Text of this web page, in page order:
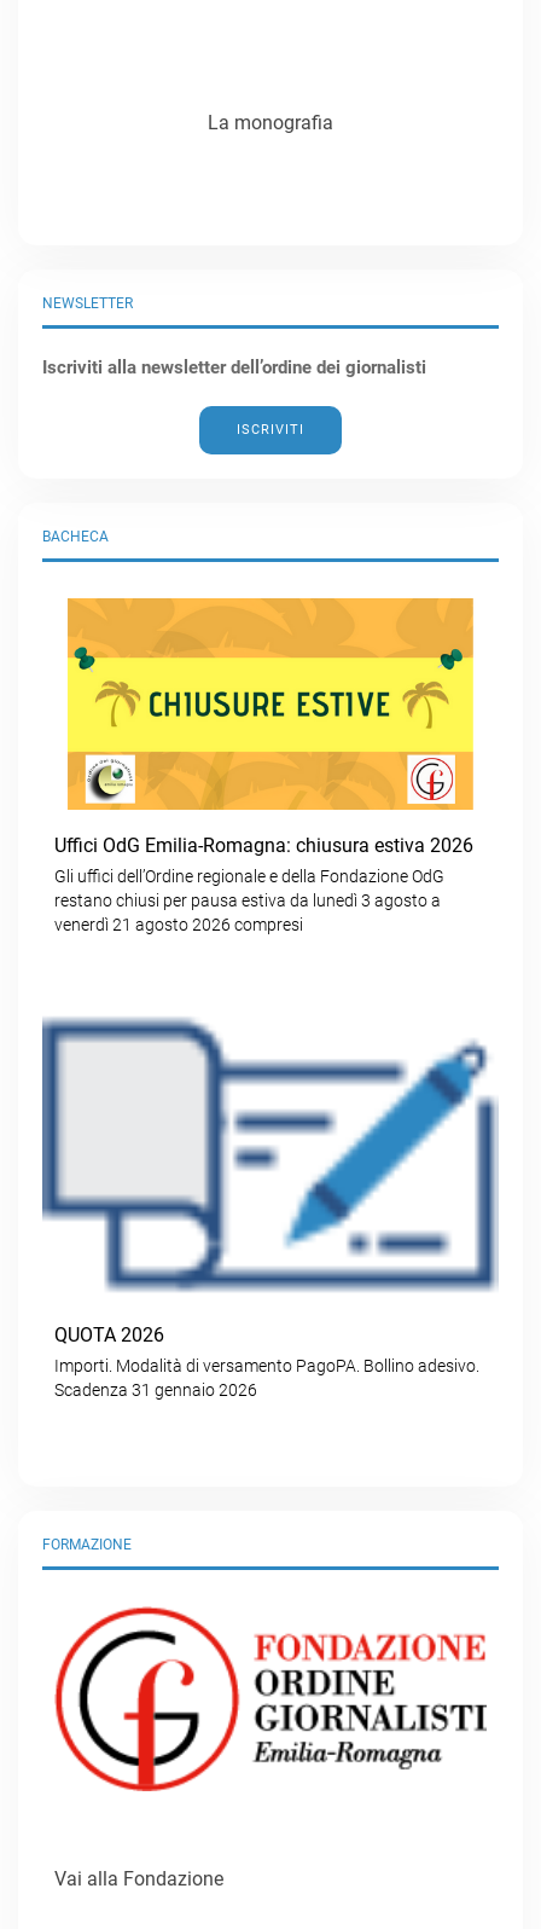
BACHECA
Uffici OdG Emilia-Romagna: chiusura estiva 2026
Gli uffici dell’Ordine regionale e della Fondazione OdG
restano chiusi per pausa estiva da lunedì 3 agosto a
venerdì 21 agosto 2026 compresi
QUOTA 2026
Importi. Modalità di versamento PagoPA. Bollino adesivo.
Scadenza 31 gennaio 2026
NEWSLETTER
Iscriviti alla newsletter dell’ordine dei giornalisti
ISCRIVITI
FORMAZIONE
Vai alla Fondazione
La monografia